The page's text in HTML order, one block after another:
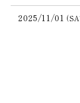
2025/11/01